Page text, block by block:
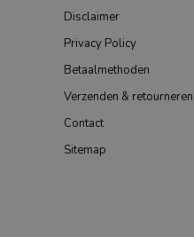
Disclaimer
Privacy Policy
Betaalmethoden
Verzenden & retourneren
Contact
Sitemap